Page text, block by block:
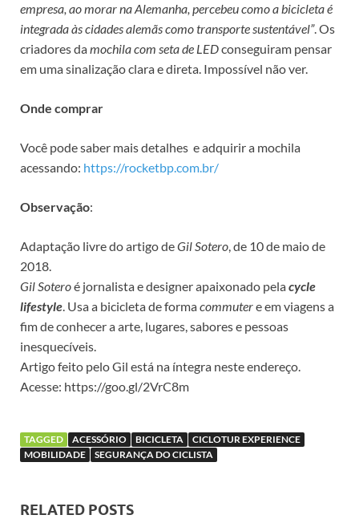
empresa, ao morar na Alemanha, percebeu como a bicicleta é
integrada às cidades alemãs como transporte sustentável”.Os
criadores damochila com seta de LEDconseguiram pensar
em uma sinalização clara e direta. Impossível não ver.
Onde comprar
Você pode saber mais detalhes e adquirir a mochila
acessando: https://rocketbp.com.br/
Observação:
Adaptação livre do artigo deGil Sotero, de 10 de maio de
2018.
Gil Soteroé jornalista e designer apaixonado pelacycle
lifestyle. Usa a bicicleta de formacommutere em viagens a
fim de conhecer a arte, lugares, sabores e pessoas
inesquecíveis.
Artigo feito pelo Gil está na íntegra neste endereço.
Acesse: https://goo.gl/2VrC8m
TAGGED ACESSÓRIO BICICLETA
CICLOTUR EXPERIENCE
MOBILIDADE
SEGURANÇA DO CICLISTA
RELATED POSTS